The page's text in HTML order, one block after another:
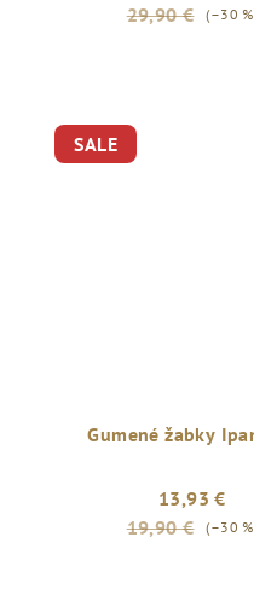
29,90 €
(–30
SALE
Gumené žabky
13,93 €
19,90 €
(–30